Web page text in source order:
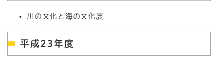
川の文化と海の文化展
平成23年度